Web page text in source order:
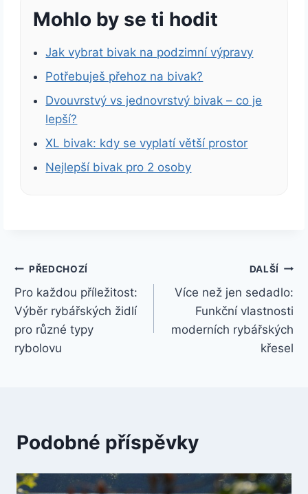
Mohlo by se ti hodit
Jak vybrat bivak na podzimní výpravy
Potřebuješ přehoz na bivak?
Dvouvrstvý vs jednovrstvý bivak – co je
lepší?
XL bivak: kdy se vyplatí větší prostor
Nejlepší bivak pro 2 osoby
Navigace
pro
příspěvek
PŘEDCHOZÍ
Pro každou příležitost:
Výběr rybářských židlí
pro různé typy
rybolovu
DALŠÍ
Více než jen sedadlo:
Funkční vlastnosti
moderních rybářských
křesel
Podobné příspěvky